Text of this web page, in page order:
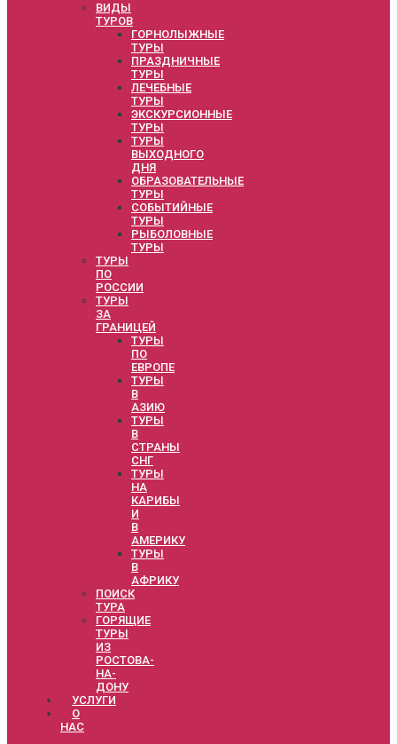
ВИДЫ
ТУРОВ
ГОРНОЛЫЖНЫЕ
ТУРЫ
ПРАЗДНИЧНЫЕ
ТУРЫ
ЛЕЧЕБНЫЕ
ТУРЫ
ЭКСКУРСИОННЫЕ
ТУРЫ
ТУРЫ
ВЫХОДНОГО
ДНЯ
ОБРАЗОВАТЕЛЬНЫЕ
ТУРЫ
СОБЫТИЙНЫЕ
ТУРЫ
РЫБОЛОВНЫЕ
ТУРЫ
ТУРЫ
ПО
РОССИИ
ТУРЫ
ЗА
ГРАНИЦЕЙ
ТУРЫ
ПО
ЕВРОПЕ
ТУРЫ
В
АЗИЮ
ТУРЫ
В
СТРАНЫ
СНГ
ТУРЫ
НА
КАРИБЫ
И
В
АМЕРИКУ
ТУРЫ
В
АФРИКУ
ПОИСК
ТУРА
ГОРЯЩИЕ
ТУРЫ
ИЗ
РОСТОВА-
НА-
ДОНУ
УСЛУГИ
О
НАС